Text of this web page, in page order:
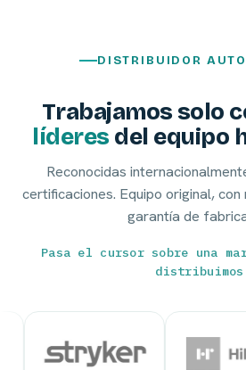
DISTRIBUIDOR
Trabajamos solo
líderesdel equipo
Reconocidas
certificaciones. Equipo original,
garantía de
Pasa el cursor sobre una
distribuimos